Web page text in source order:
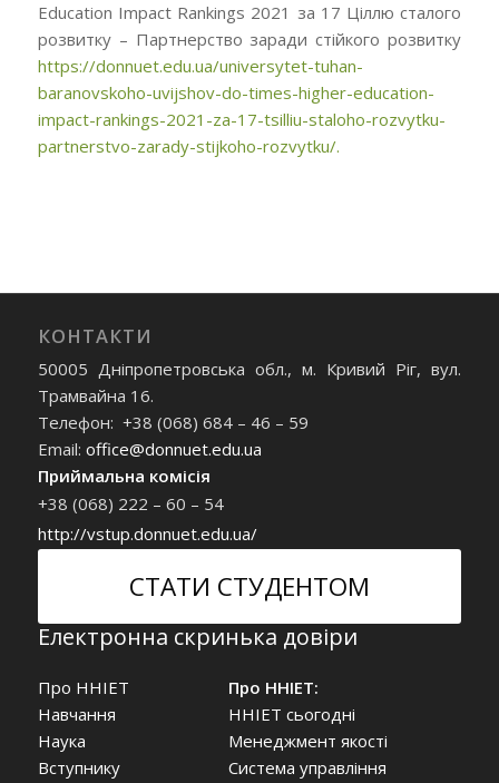
Education Impact Rankings 2021 за 17 Ціллю сталого
розвитку – Партнерство заради стійкого розвитку
https://donnuet.edu.ua/universytet-tuhan-
baranovskoho-uvijshov-do-times-higher-education-
impact-rankings-2021-za-17-tsilliu-staloho-rozvytku-
partnerstvo-zarady-stijkoho-rozvytku/.
КОНТАКТИ
50005 Дніпропетровська обл., м. Кривий Ріг, вул.
Трамвайна 16.
Телефон: +38 (068) 684 – 46 – 59
Email: office@donnuet.edu.ua
Приймальна комісія
+38 (068) 222 – 60 – 54
http://vstup.donnuet.edu.ua/
СТАТИ СТУДЕНТОМ
Електронна скринька довіри
Про ННІЕТ
Навчання
Наука
Вступнику
Про ННІЕТ:
ННІЕТ сьогодні
Менеджмент якості
Система управління